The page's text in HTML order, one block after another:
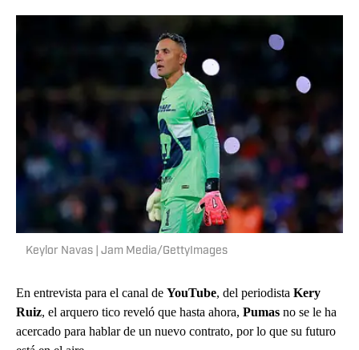
Keylor Navas | Jam Media/GettyImages
En entrevista para el canal de YouTube, del periodista Kery
Ruiz, el arquero tico reveló que hasta ahora, Pumas no se le ha
acercado para hablar de un nuevo contrato, por lo que su futuro